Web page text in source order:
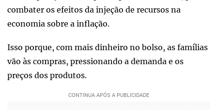
combater os efeitos da injeção de recursos na
economia sobre a inflação.
Isso porque, com mais dinheiro no bolso, as famílias
vão às compras, pressionando a demanda e os
preços dos produtos.